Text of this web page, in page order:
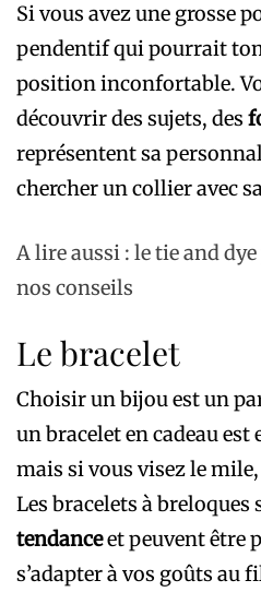
Si vous avez une grosse
pendentif qui pourrait
position inconfortable.
découvrir des sujets, des
représentent sa
chercher un collier avec
A lire aussi : le tie and
nos conseils
Le bracelet
Choisir un bijou est un
un bracelet en cadeau
mais si vous visez le
Les bracelets à
tendanceet peuvent être
s’adapter à vos goûts au